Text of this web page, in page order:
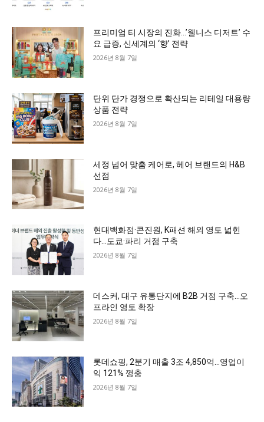
프리미엄 티 시장의 진화…’웰니스 디저트’ 수
요 급증, 신세계의 ‘향’ 전략
2026년 8월 7일
단위 단가 경쟁으로 확산되는 리테일 대용량
상품 전략
2026년 8월 7일
세정 넘어 맞춤 케어로, 헤어 브랜드의 H&B
선점
2026년 8월 7일
현대백화점·콘진원, K패션 해외 영토 넓힌
다…도쿄·파리 거점 구축
2026년 8월 7일
데스커, 대구 유통단지에 B2B 거점 구축…오
프라인 영토 확장
2026년 8월 7일
롯데쇼핑, 2분기 매출 3조 4,850억…영업이
익 121% 껑충
2026년 8월 7일